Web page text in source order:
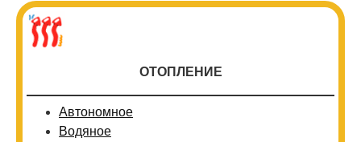
ОТОПЛЕНИЕ
Автономное
Водяное